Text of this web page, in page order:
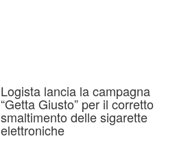
Logista lancia la campagna
“Getta Giusto” per il corretto
smaltimento delle sigarette
elettroniche